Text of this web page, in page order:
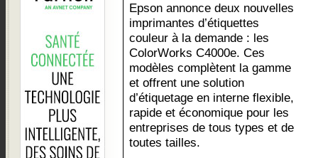
Epson annonce deux nouvelles
imprimantes d’étiquettes
couleur à la demande : les
ColorWorks C4000e. Ces
modèles complètent la gamme
et offrent une solution
d’étiquetage en interne flexible,
rapide et économique pour les
entreprises de tous types et de
toutes tailles.